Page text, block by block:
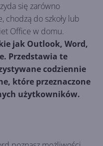
się zarówno
chodzą do szkoły lub
Office w domu.
jak Outlook, Word,
Przedstawia te
codziennie
które przeznaczone
użytkowników.